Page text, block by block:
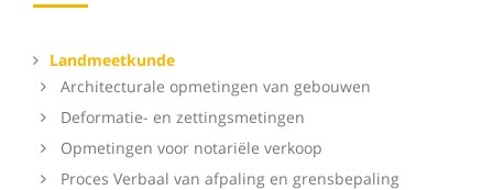
Landmeetkunde
Architecturale opmetingen van gebouwen
Deformatie- en zettingsmetingen
Opmetingen voor notariële verkoop
Proces Verbaal van afpaling en grensbepaling